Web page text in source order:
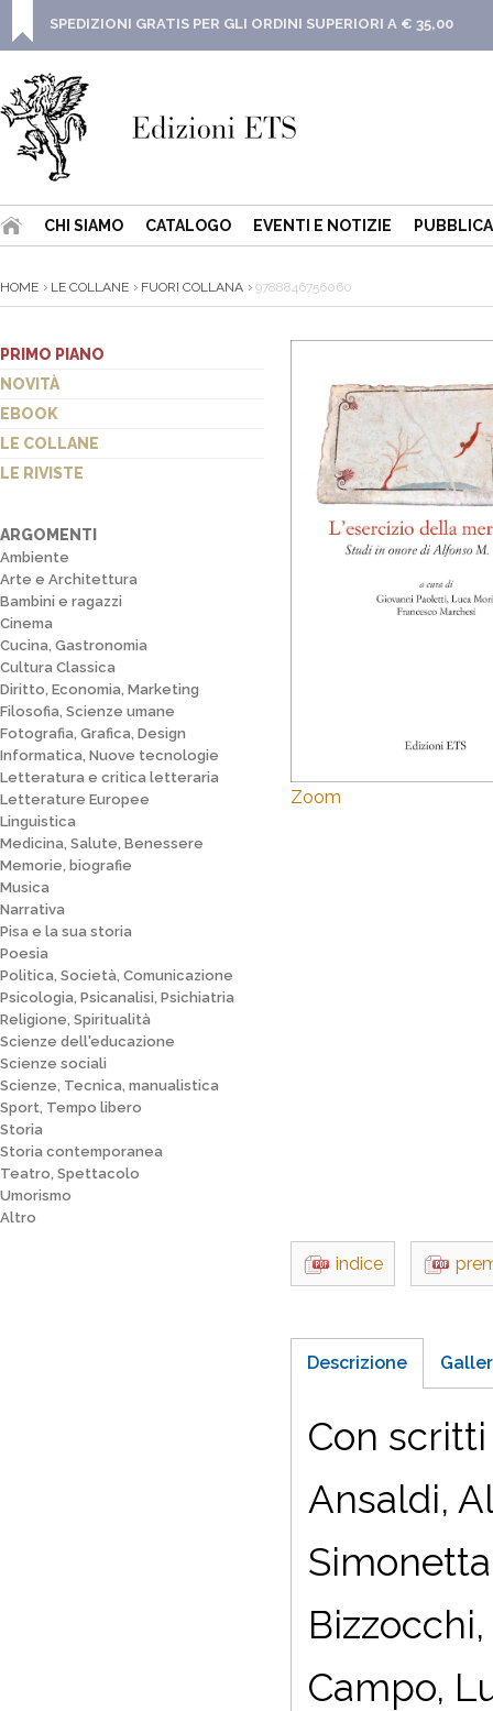
SPEDIZIONI GRATIS PER GLI ORDINI SUPERIORI A € 35,00
CHI SIAMO CATALOGO EVENTI E NOTIZIE
HOME LE COLLANE FUORI COLLANA 9788846756060
PRIMO PIANO
NOVITÀ
EBOOK
LE COLLANE
LE RIVISTE
ARGOMENTI
Ambiente
Arte e Architettura
Bambini e ragazzi
Cinema
Cucina, Gastronomia
Cultura Classica
Diritto, Economia, Marketing
Filosofia, Scienze umane
Fotografia, Grafica, Design
Informatica, Nuove tecnologie
Letteratura e critica letteraria
Letterature Europee
Linguistica
Medicina, Salute, Benessere
Memorie, biografie
Musica
Narrativa
Pisa e la sua storia
Poesia
Politica, Società, Comunicazione
Psicologia, Psicanalisi, Psichiatria
Religione, Spiritualità
Scienze dell'educazione
Scienze sociali
Scienze, Tecnica, manualistica
Sport, Tempo libero
Storia
Storia contemporanea
Teatro, Spettacolo
Umorismo
Altro
Zoom
indice
Descrizione
Con
Ansaldi,
Campo,